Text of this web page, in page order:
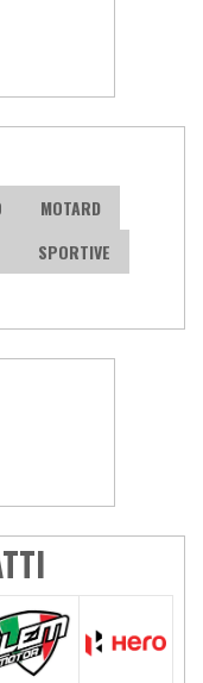
MOTARD
SPORTIVE